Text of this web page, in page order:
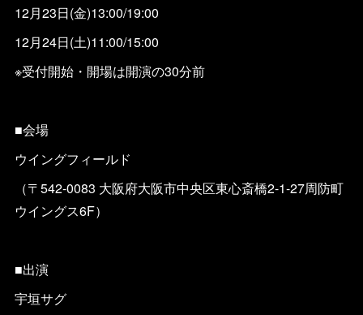
12月23日(金)13:00/19:00
12月24日(土)11:00/15:00
※受付開始・開場は開演の30分前
■会場
ウイングフィールド
（〒542-0083 大阪府大阪市中央区東心斎橋2-1-27周防町
ウイングス6F）
■出演
宇垣サグ